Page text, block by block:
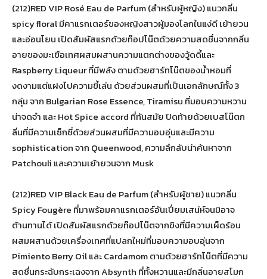
(212)RED VIP Rosé Eau de Parfum (สำหรับผู้หญิง) แนวกลิ่น
spicy floral มีคาแรกเตอร์ของหญิงสาวผู้มองโลกในแง่ดี เย้ายวน
และอ่อนโยน เปิดสัมผัสแรกด้วยท๊อปโน๊ตด้วยความสดชื่นจากกลิ่น
อายของมะเขือเทศผสมผสานความแตกต่างของวู้ดดี้และ
Raspberry Liqueur ที่มีพลัง ตามด้วยฮาร์ทโน๊ตของน้ำหอมที่
งดงามแต่แฝงไปความขี้เล่น ด้วยส่วนผสมที่เป็นเอกลักษณ์ทั้ง 3
กลุ่ม จาก Bulgarian Rose Essence, Tiramisu ที่มอบความหวาน
น่าจดจำ และ Hot Spice accord ที่ทันสมัย ปิดท้ายด้วยเบสโน๊ตก
ลิ่นที่มีความเซ็กซี่ด้วยส่วนผสมที่มีความอบอุ่นและมีความ
sophistication จาก Queenwood, ความลึกลับน่าค้นหาจาก
Patchouli และความเย้ายวนจาก Musk
(212)RED VIP Black Eau de Parfum (สำหรับผู้ชาย) แนวกลิ่น
Spicy Fougère ที่มาพร้อมคาแรกเตอร์อันเปี่ยมเสน่ห์จนมิอาจ
ต้านทานได้ เปิดสัมผัสแรกด้วยท๊อปโน๊ตจากขิงที่มีความเผ็ดร้อน
ผสมผสานด้วยเครื่องเทศที่แปลกใหม่ที่มอบความอบอุ่นจาก
Pimiento Berry Oil และ Cardamom ตามด้วยฮาร์ทโน๊ตที่มีความ
สดชื่นกระฉับกระเฉงจาก Absynth ที่ทั้งหวานและมีกลิ่นอายสโมก